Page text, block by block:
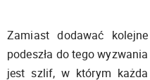
Zamiast dodawać
podeszła do tego
jest szlif, w którym